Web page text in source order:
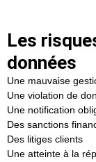
Les
données
Une mauvaise
Une violation de
Une notification
Des sanctions
Des litiges clients
Une atteinte à la